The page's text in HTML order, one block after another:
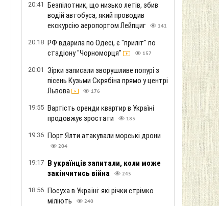
20:41 Безпілотник, що низько летів, збив
водій автобуса, який проводив
екскурсію аеропортом Лейпциг
141
20:18 РФ вдарила по Одесі, є "приліт" по
стадіону "Чорноморця"
157
20:01 Зірки записали зворушливе попурі з
пісень Кузьми Скрябіна прямо у центрі
Львова
176
19:55 Вартість оренди квартир в Україні
продовжує зростати
183
19:36 Порт Ялти атакували морські дрони
204
19:17 В українців запитали, коли може
закінчитись війна
245
18:56 Посуха в Україні: які річки стрімко
міліють
240